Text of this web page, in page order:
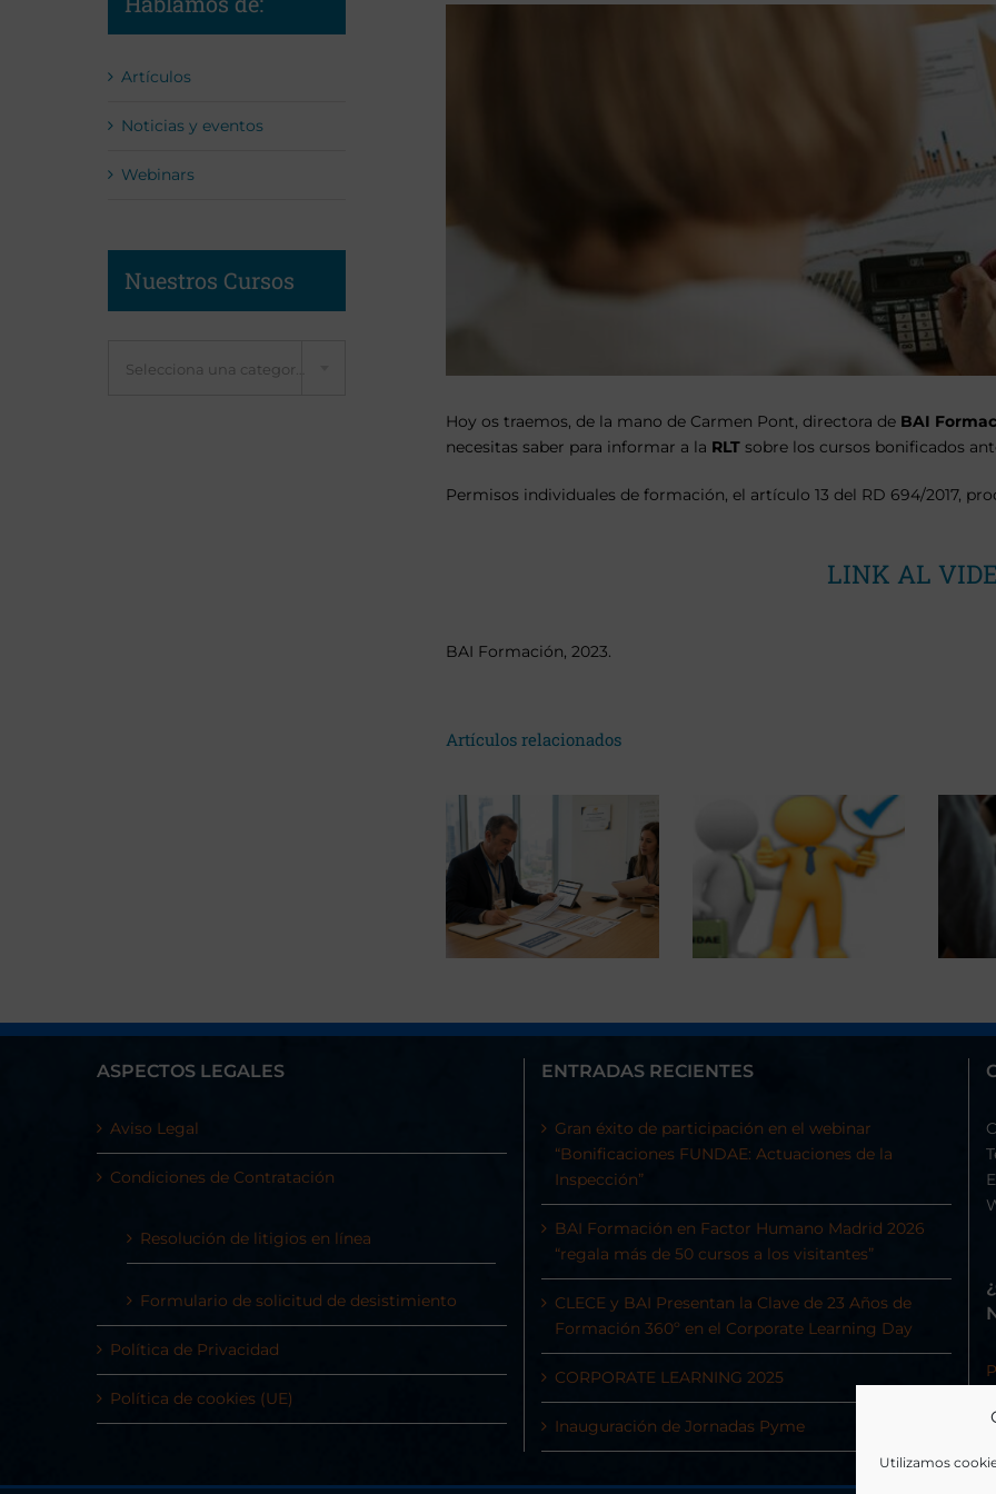
Utilizamos
Hoy os traemos, de la mano de Carmen Pont, directora de BAI
necesitas saber para informar a la RLT sobre los cursos bonificados
Permisos individuales de formación, el artículo 13 del RD 694/2017,
LINK AL
BAI Formación, 2023.
Artículos relacionados
Artículos
Noticias y eventos
Webinars
Nuestros Cursos
ASPECTOS LEGALES
Aviso Legal
Condiciones de Contratación
Resolución de litigios en línea
Formulario de solicitud de desistimiento
Política de Privacidad
Política de cookies (UE)
ENTRADAS RECIENTES
Gran éxito de participación en el webinar
“Bonificaciones FUNDAE: Actuaciones de la
Inspección”
BAI Formación en Factor Humano Madrid 2026
“regala más de 50 cursos a los visitantes”
CLECE y BAI Presentan la Clave de 23 Años de
Formación 360º en el Corporate Learning Day
CORPORATE LEARNING 2025
Inauguración de Jornadas Pyme